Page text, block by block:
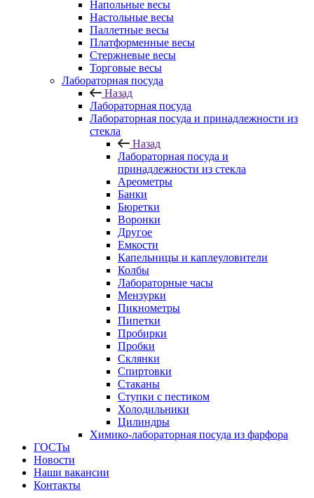
Напольные весы
Настольные весы
Паллетные весы
Платформенные весы
Стержневые весы
Торговые весы
Лабораторная посуда
Назад
Лабораторная посуда
Лабораторная посуда и принадлежности из
стекла
Назад
Лабораторная посуда и
принадлежности из стекла
Ареометры
Банки
Бюретки
Воронки
Другое
Емкости
Капельницы и каплеуловители
Колбы
Лабораторные часы
Мензурки
Пикнометры
Пипетки
Пробирки
Пробки
Склянки
Спиртовки
Стаканы
Ступки с пестиком
Холодильники
Цилиндры
Химико-лабораторная посуда из фарфора
ГОСТы
Новости
Наши вакансии
Контакты